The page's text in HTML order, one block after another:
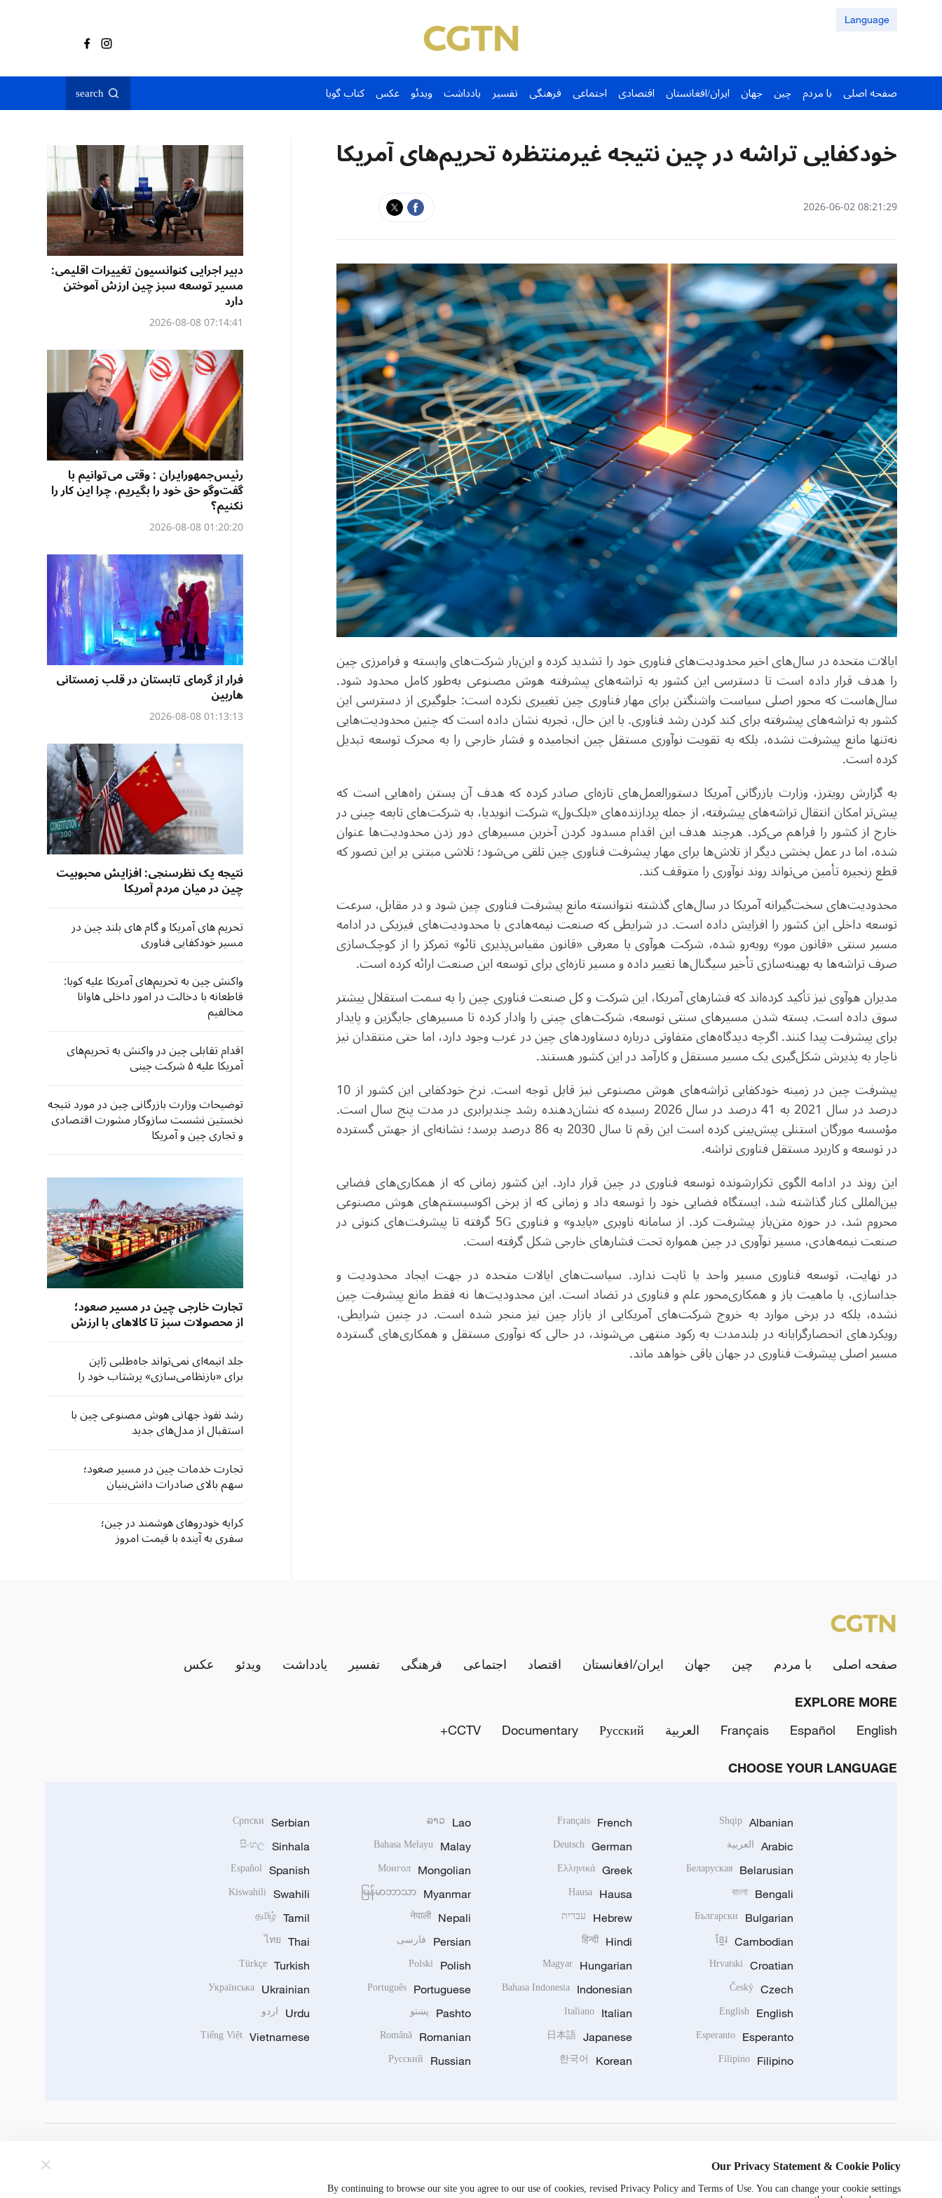
Language
صفحه اصلی با مردم چین جهان ایران/افغانستان اقتصادی اجتماعی فرهنگی تفسیر یادداشت ویدئو عکس کتاب گویا search
خودکفایی تراشه در چین نتیجه غیرمنتظره تحریم‌های آمریکا
08:21:29 2026-06-02
ایالات متحده در سال‌های اخیر محدودیت‌های فناوری خود را تشدید کرده و این‌بار شرکت‌های وابسته و فرامرزی چین
را هدف قرار داده است تا دسترسی این کشور به تراشه‌های پیشرفته هوش مصنوعی به‌طور کامل محدود شود.
سال‌هاست که محور اصلی سیاست واشنگتن برای مهار فناوری چین تغییری نکرده است: جلوگیری از دسترسی این
کشور به تراشه‌های پیشرفته برای کند کردن رشد فناوری. با این حال، تجربه نشان داده است که چنین محدودیت‌هایی
نه‌تنها مانع پیشرفت نشده، بلکه به تقویت نوآوری مستقل چین انجامیده و فشار خارجی را به محرک توسعه تبدیل
کرده است.
به گزارش رویترز، وزارت بازرگانی آمریکا دستورالعمل‌های تازه‌ای صادر کرده که هدف آن بستن راه‌هایی است که
پیش‌تر امکان انتقال تراشه‌های پیشرفته، از جمله پردازنده‌های «بلک‌ول» شرکت انویدیا، به شرکت‌های تابعه چینی در
خارج از کشور را فراهم می‌کرد. هرچند هدف این اقدام مسدود کردن آخرین مسیرهای دور زدن محدودیت‌ها عنوان
شده، اما در عمل بخشی دیگر از تلاش‌ها برای مهار پیشرفت فناوری چین تلقی می‌شود؛ تلاشی مبتنی بر این تصور که
قطع زنجیره تأمین می‌تواند روند نوآوری را متوقف کند.
محدودیت‌های سخت‌گیرانه آمریکا در سال‌های گذشته نتوانسته مانع پیشرفت فناوری چین شود و در مقابل، سرعت
توسعه داخلی این کشور را افزایش داده است. در شرایطی که صنعت نیمه‌هادی با محدودیت‌های فیزیکی در ادامه
مسیر سنتی «قانون مور» روبه‌رو شده، شرکت هوآوی با معرفی «قانون مقیاس‌پذیری تائو» تمرکز را از کوچک‌سازی
صرف تراشه‌ها به بهینه‌سازی تأخیر سیگنال‌ها تغییر داده و مسیر تازه‌ای برای توسعه این صنعت ارائه کرده است.
مدیران هوآوی نیز تأکید کرده‌اند که فشارهای آمریکا، این شرکت و کل صنعت فناوری چین را به سمت استقلال بیشتر
سوق داده است. بسته شدن مسیرهای سنتی توسعه، شرکت‌های چینی را وادار کرده تا مسیرهای جایگزین و پایدار
برای پیشرفت پیدا کنند. اگرچه دیدگاه‌های متفاوتی درباره دستاوردهای چین در غرب وجود دارد، اما حتی منتقدان نیز
ناچار به پذیرش شکل‌گیری یک مسیر مستقل و کارآمد در این کشور هستند.
پیشرفت چین در زمینه خودکفایی تراشه‌های هوش مصنوعی نیز قابل توجه است. نرخ خودکفایی این کشور از 10
درصد در سال 2021 به 41 درصد در سال 2026 رسیده که نشان‌دهنده رشد چندبرابری در مدت پنج سال است.
مؤسسه مورگان استنلی پیش‌بینی کرده است این رقم تا سال 2030 به 86 درصد برسد؛ نشانه‌ای از جهش گسترده
در توسعه و کاربرد مستقل فناوری تراشه.
این روند در ادامه الگوی تکرارشونده توسعه فناوری در چین قرار دارد. این کشور زمانی که از همکاری‌های فضایی
بین‌المللی کنار گذاشته شد، ایستگاه فضایی خود را توسعه داد و زمانی که از برخی اکوسیستم‌های هوش مصنوعی
محروم شد، در حوزه متن‌باز پیشرفت کرد. از سامانه ناوبری «بایدو» و فناوری5G گرفته تا پیشرفت‌های کنونی در
صنعت نیمه‌هادی، مسیر نوآوری در چین همواره تحت فشارهای خارجی شکل گرفته است.
در نهایت، توسعه فناوری مسیر واحد یا ثابت ندارد. سیاست‌های ایالات متحده در جهت ایجاد محدودیت و
جداسازی، با ماهیت باز و همکاری‌محور علم و فناوری در تضاد است. این محدودیت‌ها نه‌ فقط مانع پیشرفت چین
نشده، بلکه در برخی موارد به خروج شرکت‌های آمریکایی از بازار چین نیز منجر شده است. در چنین شرایطی،
رویکردهای انحصارگرایانه در بلندمدت به رکود منتهی می‌شوند، در حالی که نوآوری مستقل و همکاری‌های گسترده
مسیر اصلی پیشرفت فناوری در جهان باقی خواهد ماند.
دبیر اجرایی کنوانسیون تغییرات اقلیمی:
مسیر توسعه سبز چین ارزش آموختن
دارد
07:14:41 2026-08-08
رئیس‌جمهورایران : وقتی می‌توانیم با
گفت‌وگو حق خود را بگیریم، چرا این کار را
نکنیم؟
01:20:20 2026-08-08
فرار از گرمای تابستان در قلب زمستانی
هاربین
01:13:13 2026-08-08
نتیجه یک نظرسنجی: افزایش محبوبیت
چین در میان مردم آمریکا
تحریم های آمریکا و گام های بلند چین در
مسیر خودکفایی فناوری
واکنش چین به تحریم‌های آمریکا علیه کوبا:
قاطعانه با دخالت در امور داخلی هاوانا
مخالفیم
اقدام تقابلی چین در واکنش به تحریم‌های
آمریکا علیه ۵ شرکت چینی
توضیحات وزارت بازرگانی چین در مورد نتیجه
نخستین نشست سازوکار مشورت اقتصادی
و تجاری چین و آمریکا
تجارت خارجی چین در مسیر صعود؛
از محصولات سبز تا کالاهای با ارزش
افزوده
جلد انیمه‌ای نمی‌تواند جاه‌طلبی ژاپن
برای «بازنظامی‌سازی» پرشتاب خود را
پنهان کند
رشد نفوذ جهانی هوش مصنوعی چین با
استقبال از مدل‌های جدید
تجارت خدمات چین در مسیر صعود؛
سهم بالای صادرات دانش‌بنیان
کرایه خودروهای هوشمند در چین؛
سفری به آینده با قیمت امروز
صفحه اصلی با مردم چین جهان ایران/افغانستان اقتصاد اجتماعی فرهنگی تفسیر یادداشت ویدئو عکس
EXPLORE MORE
English
Español
Français العربية Русский
Documentary
CCTV+
CHOOSE YOUR LANGUAGE
Albanian
Shqip
Arabic العربية
Belarusian
Беларуская
Bengali
বাংলা
Bulgarian
Български
Cambodian
ខ្មែរ
Croatian
Hrvatski
Czech
Český
English
English
Esperanto
Esperanto
Filipino
Filipino
French
Français
German
Deutsch
Greek
Ελληνικά
Hausa
Hausa
Hebrew עברית
Hindi
हिन्दी
Hungarian
Magyar
Indonesian
Bahasa Indonesia
Italian
Italiano
Japanese
日本語
Korean
한국어
Lao
ລາວ
Malay
Bahasa Melayu
Mongolian
Монгол
Myanmar
မြန်မာဘာသာ
Nepali
नेपाली
Persian فارسی
Polish
Polski
Portuguese
Português
Pashto پښتو
Romanian
Română
Russian
Русский
Serbian
Српски
Sinhala
සිංහල
Spanish
Español
Swahili
Kiswahili
Tamil
தமிழ்
Thai
ไทย
Turkish
Türkçe
Ukrainian
Українська
Urdu اردو
Vietnamese
Tiếng Việt
Our Privacy Statement & Cookie Policy
By continuing to browse our site you agree to our use of cookies, revised Privacy Policy and Terms of Use. You can change your cookie settings